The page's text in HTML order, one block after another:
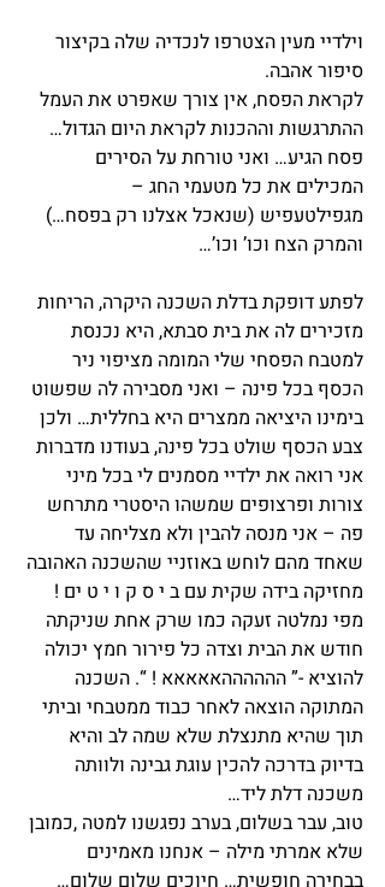
וילדיי מעין הצטרפו לנכדיה שלה בקיצור
סיפור אהבה.
לקראת הפסח, אין צורך שאפרט את העמל
ההתרגשות וההכנות לקראת היום הגדול…
פסח הגיע… ואני טורחת על הסירים
המכילים את כל מטעמי החג –
מגפילטעפיש (שנאכל אצלנו רק בפסח…)
והמרק הצח וכו’ וכו’…
לפתע דופקת בדלת השכנה היקרה, הריחות
מזכירים לה את בית סבתא, היא נכנסת
למטבח הפסחי שלי המומה מציפוי ניר
הכסף בכל פינה – ואני מסבירה לה שפשוט
בימינו היציאה ממצרים היא בחללית… ולכן
צבע הכסף שולט בכל פינה, בעודנו מדברות
אני רואה את ילדיי מסמנים לי בכל מיני
צורות ופרצופים שמשהו היסטרי מתרחש
פה – אני מנסה להבין ולא מצליחה עד
שאחד מהם לוחש באוזניי שהשכנה האהובה
מחזיקה בידה שקית עם ב י ס ק ו י ט ים !
מפי נמלטה זעקה כמו שרק אחת שניקתה
חודש את הבית וצדה כל פירור חמץ יכולה
להוציא -” ההההההאאאאא ! “. השכנה
המתוקה הוצאה לאחר כבוד ממטבחי וביתי
תוך שהיא מתנצלת שלא שמה לב והיא
בדיוק בדרכה להכין עוגת גבינה ולוותה
משכנה דלת ליד…
טוב, עבר בשלום, בערב נפגשנו למטה ,כמובן
שלא אמרתי מילה – אנחנו מאמינים
בבחירה חופשית… חיוכים שלום שלום…